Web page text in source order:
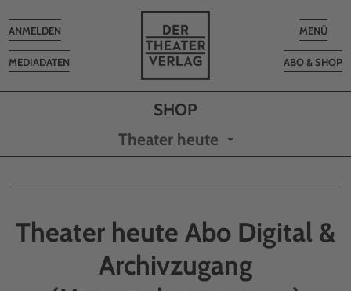
Toggle
MENÜ
ABO & SHOP
MEDIADATEN
Toggle
navigation
ANMELDEN
Theater heute
Theater heute Abo Digital &
Archivzugang